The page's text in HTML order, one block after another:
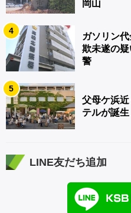
岡山
4
ガソリン
欺未遂の
警
5
父母ケ浜
テルが誕
LINE友だち追加